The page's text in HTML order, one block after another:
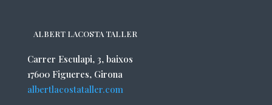
ALBERT LACOSTA TALLER
Carrer Esculapi, 3, baixos
17600 Figueres, Girona
albertlacostataller.com